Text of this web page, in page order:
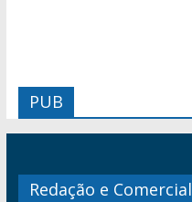
PUB
Redação e Comercial